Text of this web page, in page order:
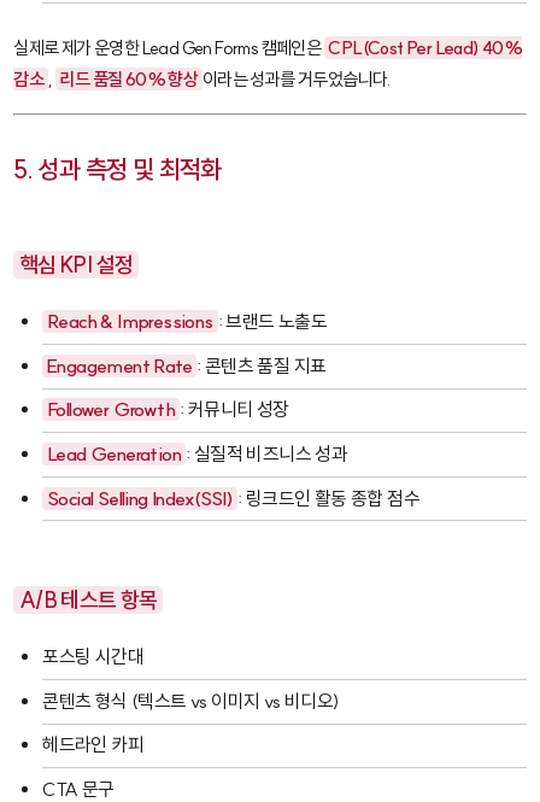
실제로 제가 운영한Lead Gen Forms캠페인은 CPL(Cost Per Lead) 40%
감소 , 리드 품질 60% 향상 이라는 성과를 거두었습니다.
5. 성과 측정 및 최적화
핵심 KPI 설정
Reach & Impressions : 브랜드 노출도
Engagement Rate : 콘텐츠 품질 지표
Follower Growth : 커뮤니티 성장
Lead Generation : 실질적 비즈니스 성과
Social Selling Index(SSI) : 링크드인 활동 종합 점수
A/B 테스트 항목
포스팅 시간대
콘텐츠 형식 (텍스트 vs 이미지 vs 비디오)
헤드라인 카피
CTA 문구